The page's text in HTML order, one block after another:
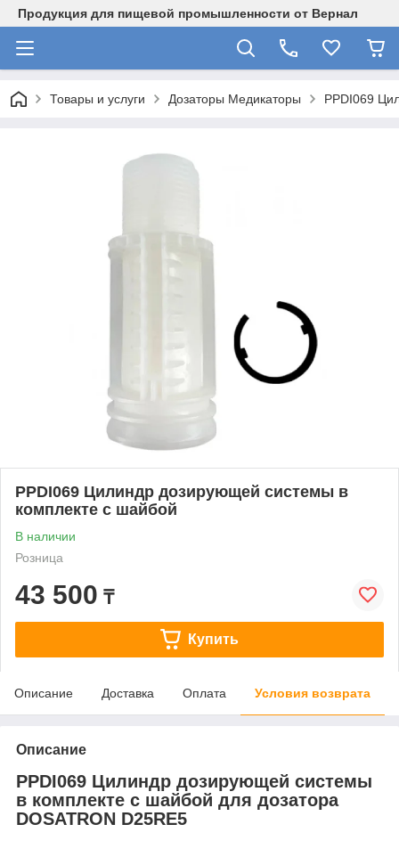
Продукция для пищевой промышленности от Вернал
Товары и услуги Дозаторы Медикаторы PPDI069
PPDI069 Цилиндр дозирующей системы в
комплекте с шайбой
В наличии
Розница
43 500 ₸
Купить
Описание Доставка Оплата Условия возврата
Описание
PPDI069 Цилиндр дозирующей системы
в комплекте с шайбой для дозатора
DOSATRON D25RE5